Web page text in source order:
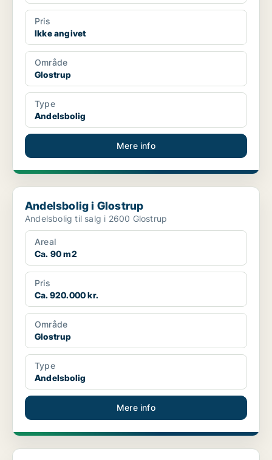
Pris
Ikke angivet
Område
Glostrup
Type
Andelsbolig
Mere info
Andelsbolig i Glostrup
Andelsbolig i Glostrup
Andelsbolig til salg i 2600 Glostrup
Areal
Ca. 90 m2
Pris
Ca. 920.000 kr.
Område
Glostrup
Type
Andelsbolig
Mere info
Andelsbolig i Glostrup